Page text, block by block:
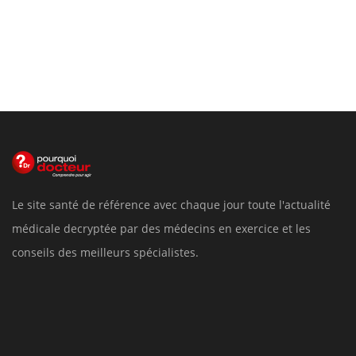
Le site santé de référence avec chaque jour toute l'actualité
médicale decryptée par des médecins en exercice et les
conseils des meilleurs spécialistes.